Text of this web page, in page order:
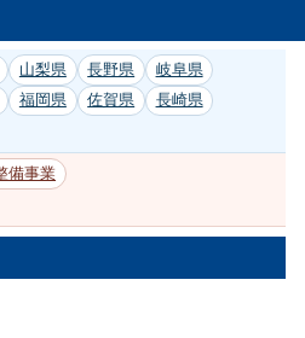
山梨県 長野県
岐阜県
福岡県 佐賀県
長崎県
備事業